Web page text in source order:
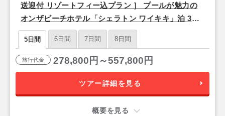
送迎付 リゾートフィー込プラン ］ プールが魅力の
オンザビーチホテル「シェラトン ワイキキ」泊 3泊5
日間
5日間 6日間 7日間 8日間
旅行代金 278,800円～557,800円
ツアー詳細を見る
概要を見る